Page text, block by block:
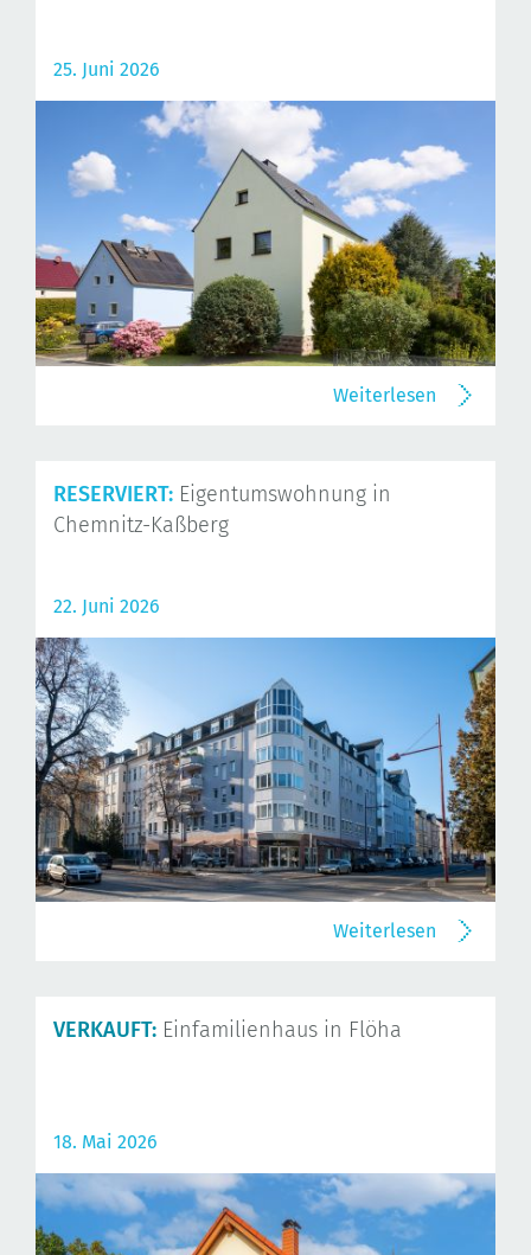
25. Juni 2026
Weiterlesen
RESERVIERT: Eigentumswohnung in
Chemnitz-Kaßberg
22. Juni 2026
Weiterlesen
VERKAUFT: Einfamilienhaus in Flöha
18. Mai 2026